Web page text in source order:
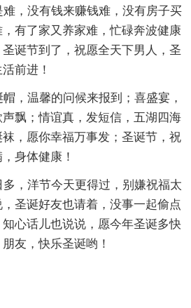
，没有钱来赚钱难，没有房子买
有了家又养家难，忙碌奔波健康
诞节到了，祝愿全天下男人，圣
前进！
，温馨的问候来报到；喜盛宴，
飘；情谊真，发短信，五湖四海
，愿你幸福万事发；圣诞节，祝
身体健康！
，洋节今天更得过，别嫌祝福太
圣诞好友也请着，没事一起偷点
心话儿也说说，愿今年圣诞多快
友，快乐圣诞哟！